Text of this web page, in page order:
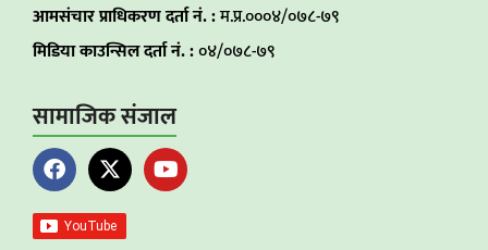
आमसंचार प्राधिकरण दर्ता नं. :म.प्र.०००४/०७८-७९
मिडिया काउन्सिल दर्ता नं. :०४/०७८-७९
सामाजिक संजाल